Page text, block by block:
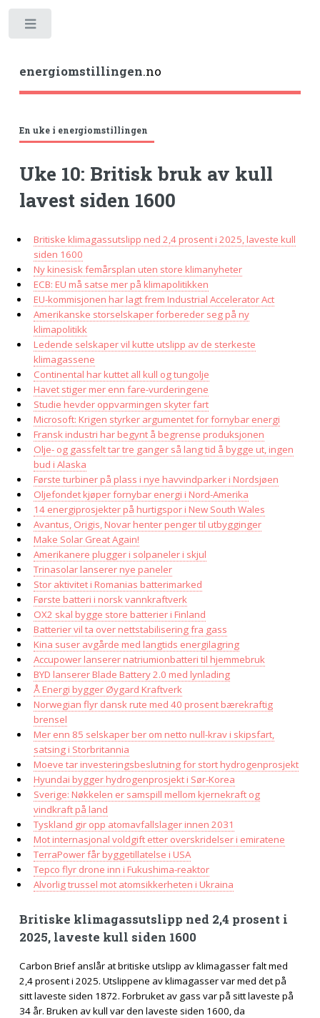
energiomstillingen.no
En uke i energiomstillingen
Uke 10: Britisk bruk av kull
lavest siden 1600
Britiske klimagassutslipp ned 2,4 prosent i 2025, laveste kull
siden 1600
Ny kinesisk femårsplan uten store klimanyheter
ECB: EU må satse mer på klimapolitikken
EU-kommisjonen har lagt frem Industrial Accelerator Act
Amerikanske storselskaper forbereder seg på ny
klimapolitikk
Ledende selskaper vil kutte utslipp av de sterkeste
klimagassene
Continental har kuttet all kull og tungolje
Havet stiger mer enn fare-vurderingene
Studie hevder oppvarmingen skyter fart
Microsoft: Krigen styrker argumentet for fornybar energi
Fransk industri har begynt å begrense produksjonen
Olje- og gassfelt tar tre ganger så lang tid å bygge ut, ingen
bud i Alaska
Første turbiner på plass i nye havvindparker i Nordsjøen
Oljefondet kjøper fornybar energi i Nord-Amerika
14 energiprosjekter på hurtigspor i New South Wales
Avantus, Origis, Novar henter penger til utbygginger
Make Solar Great Again!
Amerikanere plugger i solpaneler i skjul
Trinasolar lanserer nye paneler
Stor aktivitet i Romanias batterimarked
Første batteri i norsk vannkraftverk
OX2 skal bygge store batterier i Finland
Batterier vil ta over nettstabilisering fra gass
Kina suser avgårde med langtids energilagring
Accupower lanserer natriumionbatteri til hjemmebruk
BYD lanserer Blade Battery 2.0 med lynlading
Å Energi bygger Øygard Kraftverk
Norwegian flyr dansk rute med 40 prosent bærekraftig
brensel
Mer enn 85 selskaper ber om netto null-krav i skipsfart,
satsing i Storbritannia
Moeve tar investeringsbeslutning for stort hydrogenprosjekt
Hyundai bygger hydrogenprosjekt i Sør-Korea
Sverige: Nøkkelen er samspill mellom kjernekraft og
vindkraft på land
Tyskland gir opp atomavfallslager innen 2031
Mot internasjonal voldgift etter overskridelser i emiratene
TerraPower får byggetillatelse i USA
Tepco flyr drone inn i Fukushima-reaktor
Alvorlig trussel mot atomsikkerheten i Ukraina
Britiske klimagassutslipp ned 2,4 prosent i
2025, laveste kull siden 1600
Carbon Brief anslår at britiske utslipp av klimagasser falt med
2,4 prosent i 2025. Utslippene av klimagasser var med det på
sitt laveste siden 1872. Forbruket av gass var på sitt laveste på
34 år. Bruken av kull var den laveste siden 1600, da